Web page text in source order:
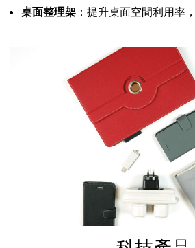
桌面整理架 ：提升桌面空間利用率